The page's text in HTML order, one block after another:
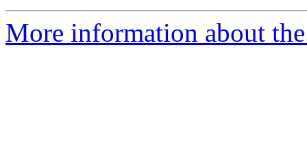
More information about